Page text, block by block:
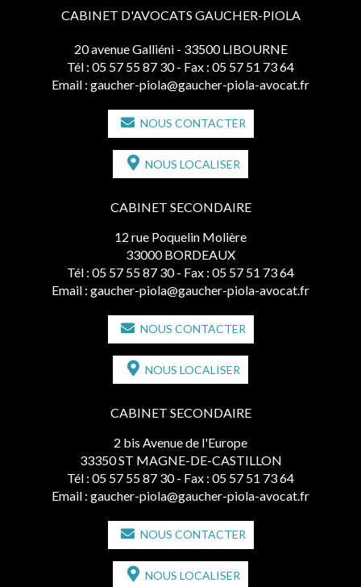
CABINET D'AVOCATS GAUCHER-PIOLA
20 avenue Galliéni - 33500 LIBOURNE
Tél : 05 57 55 87 30 - Fax : 05 57 51 73 64
Email : gaucher-piola@gaucher-piola-avocat.fr
NOUS CONTACTER
NOUS LOCALISER
CABINET SECONDAIRE
12 rue Poquelin Molière
33000 BORDEAUX
Tél : 05 57 55 87 30 - Fax : 05 57 51 73 64
Email : gaucher-piola@gaucher-piola-avocat.fr
NOUS CONTACTER
NOUS LOCALISER
CABINET SECONDAIRE
2 bis Avenue de l'Europe
33350 ST MAGNE-DE-CASTILLON
Tél : 05 57 55 87 30 - Fax : 05 57 51 73 64
Email : gaucher-piola@gaucher-piola-avocat.fr
NOUS CONTACTER
NOUS LOCALISER